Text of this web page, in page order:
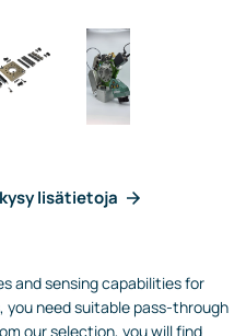
lisätietoja
and sensing capabilities for
need suitable pass-through
our selection, you will find